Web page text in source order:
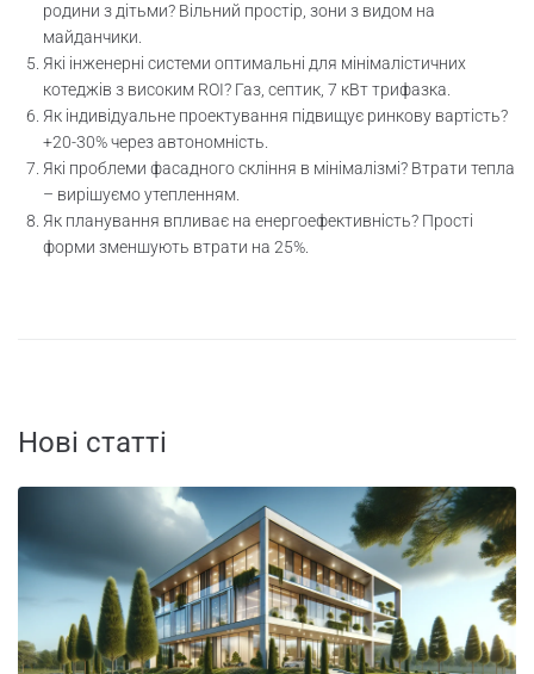
родини з дітьми? Вільний простір, зони з видом на
майданчики.
Які інженерні системи оптимальні для мінімалістичних
котеджів з високим ROI? Газ, септик, 7 кВт трифазка.
Як індивідуальне проектування підвищує ринкову вартість?
+20-30% через автономність.
Які проблеми фасадного скління в мінімалізмі? Втрати тепла
– вирішуємо утепленням.
Як планування впливає на енергоефективність? Прості
форми зменшують втрати на 25%.
Нові статті